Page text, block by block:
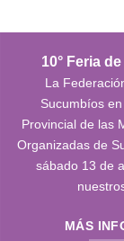
10° Feria
La
Sucumbíos
Provincial de las
Organizadas de
sábado 13 de
MÁS